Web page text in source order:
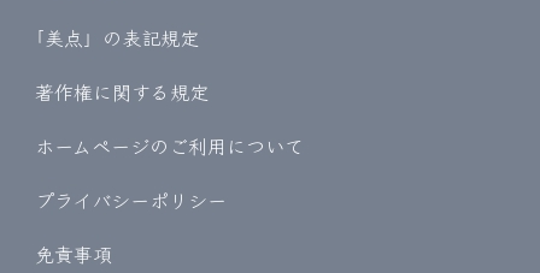
｢美点」の表記規定
著作権に関する規定
ホームページのご利用について
プライバシーポリシー
免責事項